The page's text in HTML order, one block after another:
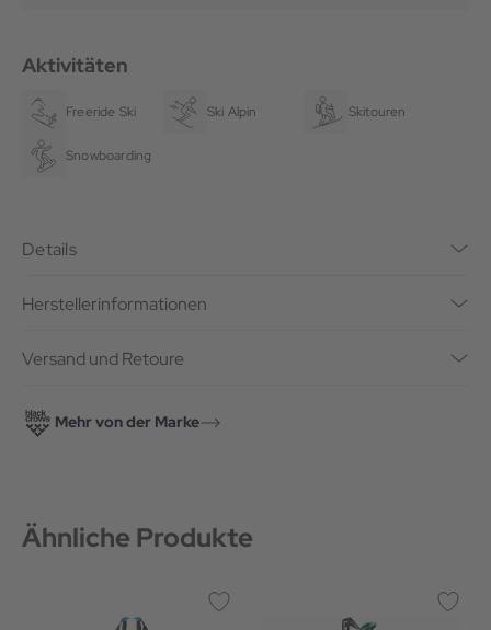
Aktivitäten
Freeride Ski Ski Alpin Skitouren
Snowboarding
Details
Herstellerinformationen
Versand und Retoure
Mehr von der Marke
Ähnliche Produkte